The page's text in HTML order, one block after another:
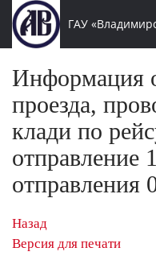
ГАУ
Информация
проезда,
клади по
отправление
отправления
Назад
Версия для печати